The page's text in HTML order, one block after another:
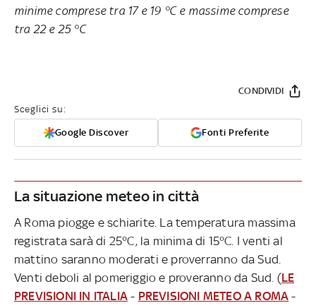
minime comprese tra 17 e 19 °C e massime comprese
tra 22 e 25 °C
Sceglici su:
Google Discover Fonti Preferite
CONDIVIDI
La situazione meteo in città
A Roma piogge e schiarite. La temperatura massima
registrata sarà di 25°C, la minima di 15°C. I venti al
mattino saranno moderati e proverranno da Sud.
Venti deboli al pomeriggio e proveranno da Sud. (LE
PREVISIONI IN ITALIA - PREVISIONI METEO A ROMA -